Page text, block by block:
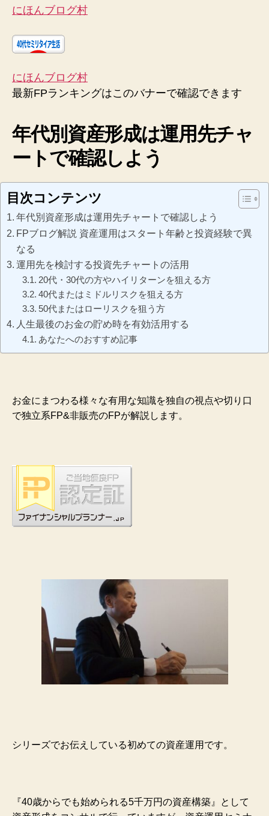
にほんブログ村
にほんブログ村
最新FPランキングはこのバナーで確認できます
年代別資産形成は運用先チャ
ートで確認しよう
目次コンテンツ
年代別資産形成は運用先チャートで確認しよう
FPブログ解説 資産運用はスタート年齢と投資経験で異
なる
運用先を検討する投資先チャートの活用
20代・30代の方やハイリターンを狙える方
40代またはミドルリスクを狙える方
50代またはローリスクを狙う方
人生最後のお金の貯め時を有効活用する
あなたへのおすすめ記事
お金にまつわる様々な有用な知識を独自の視点や切り口
で独立系FP&非販売のFPが解説します。
シリーズでお伝えしている初めての資産運用です。
『40歳からでも始められる5千万円の資産構築』として